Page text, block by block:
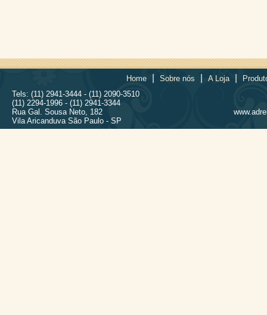
Home Sobre nós A Loja
Tels: (11) 2941-3444 - (11) 2090-3510
(11) 2294-1996 - (11) 2941-3344
Rua Gal. Sousa Neto, 182
Vila Aricanduva São Paulo - SP